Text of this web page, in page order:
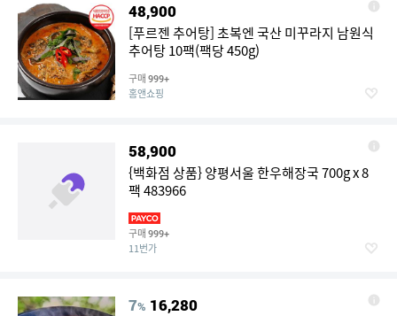
48,900
[푸르젠 추어탕] 초복엔 국산 미꾸라지 남원식
추어탕 10팩(팩당 450g)
구매 999+
홈앤쇼핑
58,900
{백화점 상품} 양평서울 한우해장국 700g x 8
팩 483966
구매 999+
11번가
7% 16,280